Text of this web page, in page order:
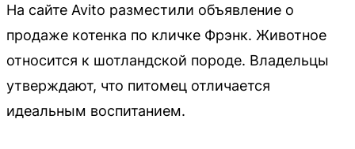
На сайте Avito разместили объявление о
продаже котенка по кличке Фрэнк. Животное
относится к шотландской породе. Владельцы
утверждают, что питомец отличается
идеальным воспитанием.